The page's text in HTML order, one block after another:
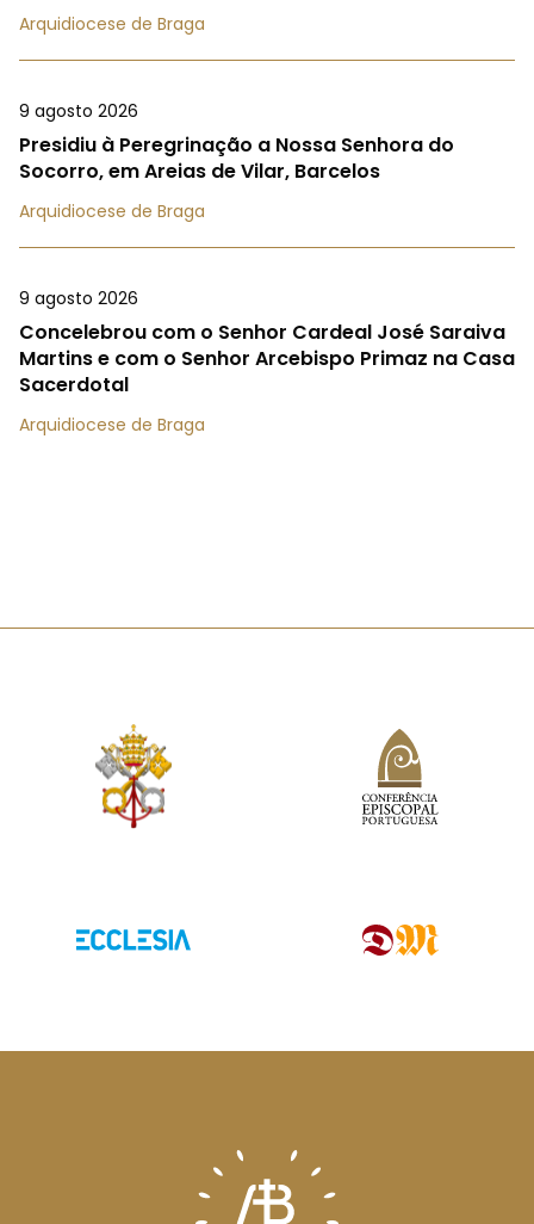
Arquidiocese de Braga
9 agosto 2026
Presidiu à Peregrinação a Nossa Senhora do
Socorro, em Areias de Vilar, Barcelos
Arquidiocese de Braga
9 agosto 2026
Concelebrou com o Senhor Cardeal José Saraiva
Martins e com o Senhor Arcebispo Primaz na Casa
Sacerdotal
Arquidiocese de Braga